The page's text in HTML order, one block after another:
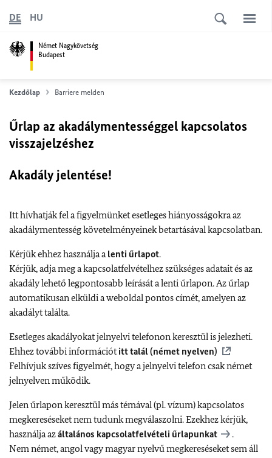
Német Nagykövetség
Budapest
DE HU
Kezdőlap Barriere melden
Űrlap az akadálymentességgel kapcsolatos
visszajelzéshez
Akadály jelentése!
Itt hívhatják fel a figyelmünket esetleges hiányosságokra az
akadálymentesség követelményeinek betartásával kapcsolatban.
Kérjük ehhez használja alenti űrlapot.
Kérjük, adja meg a kapcsolatfelvételhez szükséges adatait és az
akadály lehető legpontosabb leírását a lenti űrlapon. Az űrlap
automatikusan elküldi a weboldal pontos címét, amelyen az
akadályt találta.
Esetleges akadályokat jelnyelvi telefonon keresztül is jelezheti.
Ehhez további információtitt talál (német nyelven)
Felhívjuk szíves figyelmét, hogy a jelnyelvi telefon csak német
jelnyelven működik.
Jelen űrlapon keresztül más témával (pl. vízum) kapcsolatos
megkereséseket nem tudunk megválaszolni. Ezekhez kérjük,
használja azáltalános kapcsolatfelvételi űrlapunkat
.
Nem német, angol vagy magyar nyelvű megkereséseket sem áll